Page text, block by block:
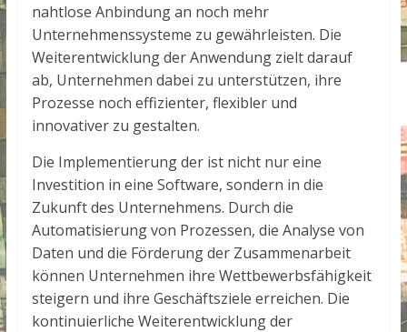
nahtlose Anbindung an noch mehr
Unternehmenssysteme zu gewährleisten. Die
Weiterentwicklung der Anwendung zielt darauf
ab, Unternehmen dabei zu unterstützen, ihre
Prozesse noch effizienter, flexibler und
innovativer zu gestalten.
Die Implementierung der ist nicht nur eine
Investition in eine Software, sondern in die
Zukunft des Unternehmens. Durch die
Automatisierung von Prozessen, die Analyse von
Daten und die Förderung der Zusammenarbeit
können Unternehmen ihre Wettbewerbsfähigkeit
steigern und ihre Geschäftsziele erreichen. Die
kontinuierliche Weiterentwicklung der